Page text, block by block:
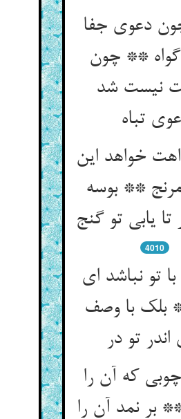
دعوی جفا
** چون
نیست شد
تباه
خواهد این
** بوسه
تا یابی تو گنج
4010
تو نباشد ای
بلک با وصف
تو در
که آن را
بر نمد آن را